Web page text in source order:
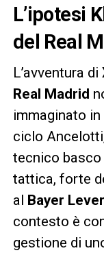
L’ipotesi
del Real
L’avventura di
Real Madrid
immaginato
ciclo
tecnico basco
tattica, forte
al
Bayer
contesto è
gestione di